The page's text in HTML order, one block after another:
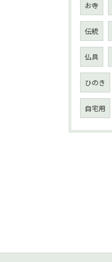
お寺
伝統
仏具
ひのき
自宅用